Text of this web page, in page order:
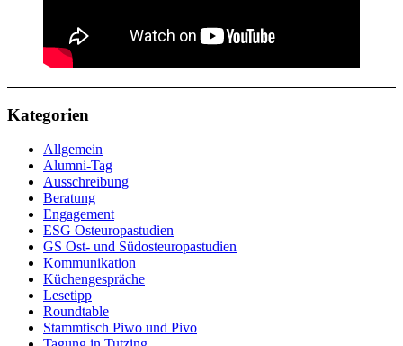
Kategorien
Allgemein
Alumni-Tag
Ausschreibung
Beratung
Engagement
ESG Osteuropastudien
GS Ost- und Südosteuropastudien
Kommunikation
Küchengespräche
Lesetipp
Roundtable
Stammtisch Piwo und Pivo